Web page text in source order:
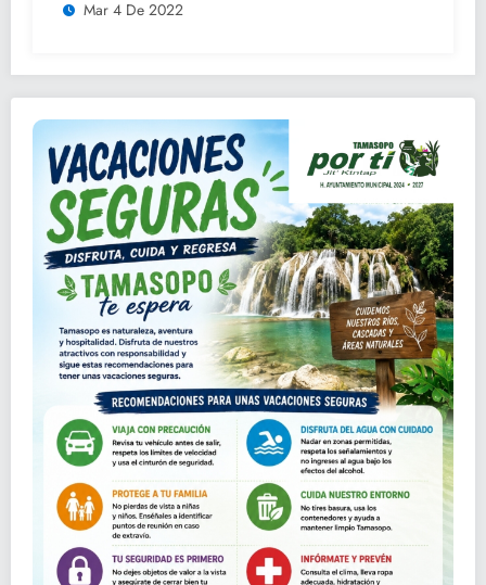
Mar 4 De 2022